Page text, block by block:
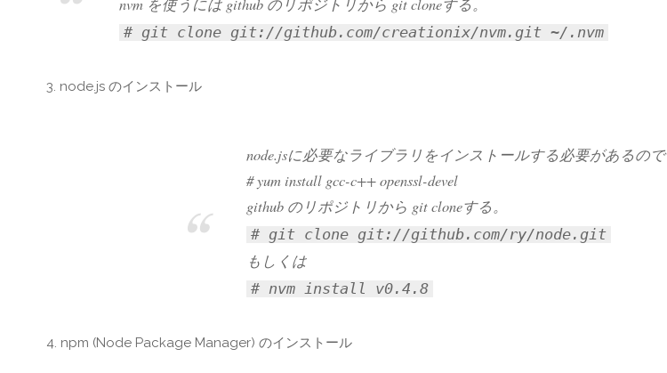
# git clone git://github.com/creationix/nvm.git ~/.nvm
3. node.js のインストール
node.jsに必要なライブラリをインストールする必要があるので
# yum install gcc-c++ openssl-devel
github のリポジトリから git cloneする。
# git clone git://github.com/ry/node.git
もしくは
# nvm install v0.4.8
4. npm (Node Package Manager) のインストール